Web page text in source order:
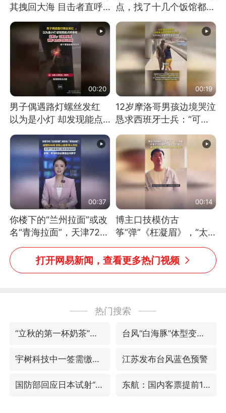
其拽回大海 目击者直呼
震惊 （视频来源：参考
消息）
点，找了十几个饭馆都没
开门：午休到几点
00:20
男子偶遇路灯螺丝发红
以为是小灯 却发现能点
燃香烟 当事人：已报警
处理
00:19
12岁摩洛哥男孩边境哭泣
恳求西班牙士兵：“可不
可以不要把我遣返回国”
00:37
你楼下的“兰州拉面”或改
名“青海拉面”，天津72家
面馆已集体更换招牌
00:14
博主口技模仿古
筝“弹”《枉凝眉》，“太
像了～你是吃古筝长大的
吗？”“或将成为首位考级
不带古筝的选手。”（来
打开网易新闻，查看更多热门视频
热门搜索
“立秋的第一杯奶茶”又爆单了 台风“白海豚”体型变大！环流面积接近13个浙江那么大
宇树科技中一签需缴款7.54万元 江苏发布台风蓝色预警
国防部回应日本试射“战斧”导弹 东航：国内客票提前14天免费退改